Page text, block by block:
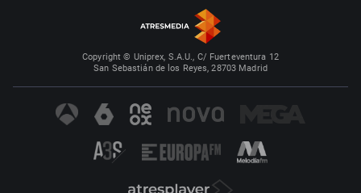
Copyright © Uniprex, S.A.U., C/ Fuerteventura 12
San Sebastián de los Reyes, 28703 Madrid